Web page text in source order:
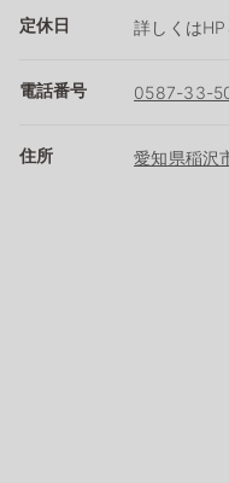
定休日 詳しくはHP
電話番号 0587-33-
住所 愛知県稲沢